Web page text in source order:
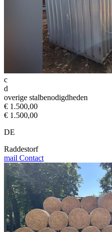
c
d
overige stalbenodigdheden
€ 1.500,00
€ 1.500,00
DE
Raddestorf
mail Contact